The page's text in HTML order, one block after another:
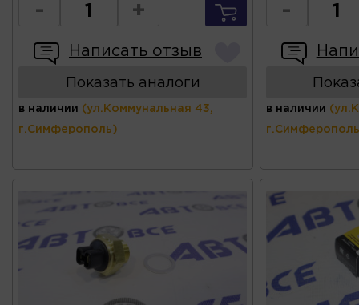
- +
Написать отзыв
Показать аналоги
в наличии (ул.Коммунальная 43,
г.Симферополь)
-
в наличии